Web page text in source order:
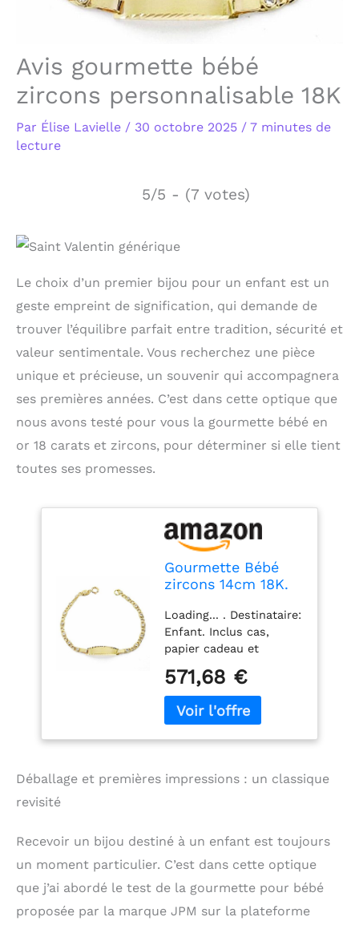
Avis gourmette bébé
zircons personnalisable 18K
Par Élise Lavielle / 30 octobre 2025 / 7 minutes de
lecture
5/5 - (7 votes)
Le choix d’un premier bijou pour un enfant est un
geste empreint de signification, qui demande de
trouver l’équilibre parfait entre tradition, sécurité et
valeur sentimentale. Vous recherchez une pièce
unique et précieuse, un souvenir qui accompagnera
ses premières années. C’est dans cette optique que
nous avons testé pour vous la gourmette bébé en
or 18 carats et zircons, pour déterminer si elle tient
toutes ses promesses.
Gourmette Bébé
zircons 14cm 18K.
personnalisable -
enregistrement
inclus dans le prix
Loading... . Destinataire:
Enfant. Inclus cas,
papier cadeau et
enregistrement initial
(joints), le nom et la
date inclus dans le prix
commande, envoyer un
571,68 €
Déballage et premières impressions : un classique
revisité
Recevoir un bijou destiné à un enfant est toujours
un moment particulier. C’est dans cette optique
que j’ai abordé le test de la gourmette pour bébé
proposée par la marque JPM sur la plateforme